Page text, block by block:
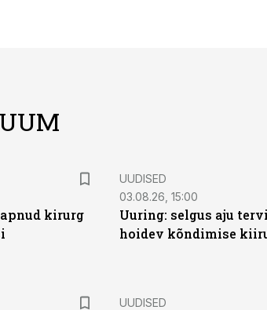
kirurg
UUDISED
03.08.26, 15:00
Uuring: selgus aju
hoidev kõndimise
UUDISED